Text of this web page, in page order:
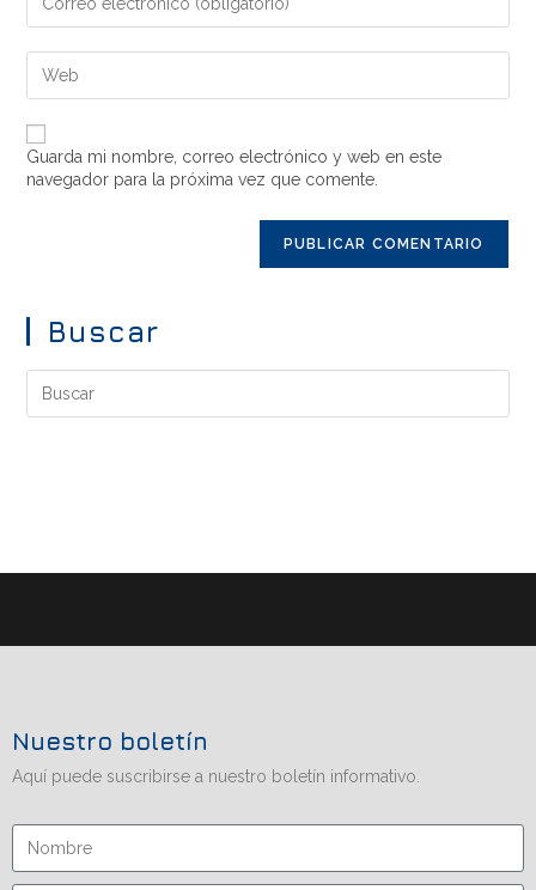
Guarda mi nombre, correo electrónico y web en este
navegador para la próxima vez que comente.
Buscar
Nuestro boletín
Aquí puede suscribirse a nuestro boletín informativo.